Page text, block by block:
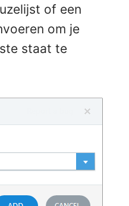
of een
om je
staat te